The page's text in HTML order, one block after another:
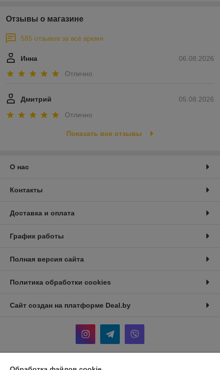
Отзывы о магазине
585 отзывов за всё время
06.08.2026
Инна
Отлично
05.08.2026
Дмитрий
Отлично
Показать все отзывы
О нас
Контакты
Доставка и оплата
График работы
Полная версия сайта
Политика обработки cookies
Сайт создан на платформе Deal.by